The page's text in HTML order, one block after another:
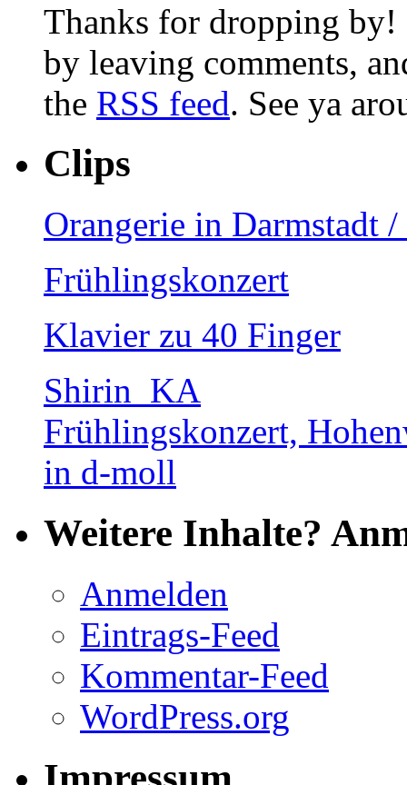
Thanks for dropping by!
by leaving comments,
the RSS feed. See ya
Clips
Orangerie in Darmstadt
Frühlingskonzert
Klavier zu 40 Finger
Shirin_KA
Frühlingskonzert,
in d-moll
Weitere Inhalte?
Anmelden
Eintrags-Feed
Kommentar-Feed
WordPress.org